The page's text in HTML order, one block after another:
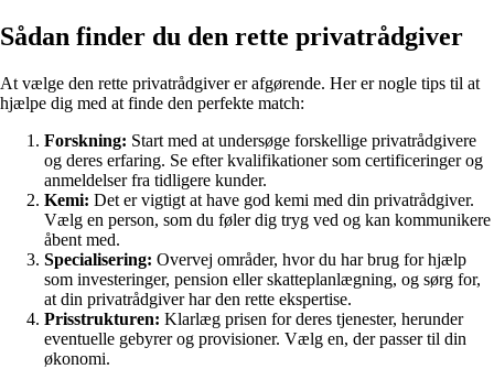
Sådan finder du den rette privatrådgiver
At vælge den rette privatrådgiver er afgørende. Her er nogle tips til at
hjælpe dig med at finde den perfekte match:
Forskning: Start med at undersøge forskellige privatrådgivere
og deres erfaring. Se efter kvalifikationer som certificeringer og
anmeldelser fra tidligere kunder.
Kemi: Det er vigtigt at have god kemi med din privatrådgiver.
Vælg en person, som du føler dig tryg ved og kan kommunikere
åbent med.
Specialisering: Overvej områder, hvor du har brug for hjælp
som investeringer, pension eller skatteplanlægning, og sørg for,
at din privatrådgiver har den rette ekspertise.
Prisstrukturen: Klarlæg prisen for deres tjenester, herunder
eventuelle gebyrer og provisioner. Vælg en, der passer til din
økonomi.